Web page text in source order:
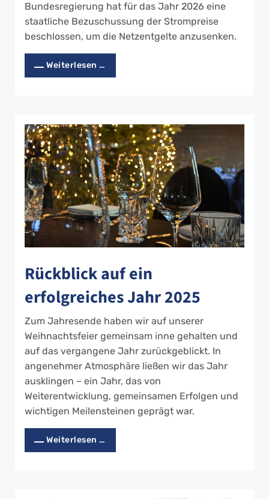
Bundesregierung hat für das Jahr 2026 eine
staatliche Bezuschussung der Strompreise
beschlossen, um die Netzentgelte anzusenken.
Weiterlesen …
Rückblick auf ein
erfolgreiches Jahr 2025
Zum Jahresende haben wir auf unserer
Weihnachtsfeier gemeinsam inne gehalten und
auf das vergangene Jahr zurückgeblickt. In
angenehmer Atmosphäre ließen wir das Jahr
ausklingen – ein Jahr, das von
Weiterentwicklung, gemeinsamen Erfolgen und
wichtigen Meilensteinen geprägt war.
Weiterlesen …